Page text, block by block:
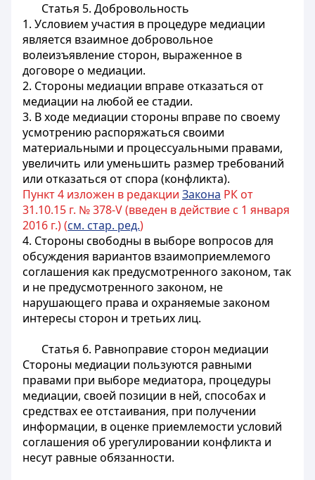
Статья 5. Добровольность
1. Условием участия в процедуре медиации
является взаимное добровольное
волеизъявление сторон, выраженное в
договоре о медиации.
2. Стороны медиации вправе отказаться от
медиации на любой ее стадии.
3. В ходе медиации стороны вправе по своему
усмотрению распоряжаться своими
материальными и процессуальными правами,
увеличить или уменьшить размер требований
или отказаться от спора (конфликта).
Пункт 4 изложен в редакции Закона РК от
31.10.15 г. № 378-V (введен в действие с 1 января
2016 г.) (см. стар. ред.)
4. Стороны свободны в выборе вопросов для
обсуждения вариантов взаимоприемлемого
соглашения как предусмотренного законом, так
и не предусмотренного законом, не
нарушающего права и охраняемые законом
интересы сторон и третьих лиц.
Статья 6. Равноправие сторон медиации
Стороны медиации пользуются равными
правами при выборе медиатора, процедуры
медиации, своей позиции в ней, способах и
средствах ее отстаивания, при получении
информации, в оценке приемлемости условий
соглашения об урегулировании конфликта и
несут равные обязанности.